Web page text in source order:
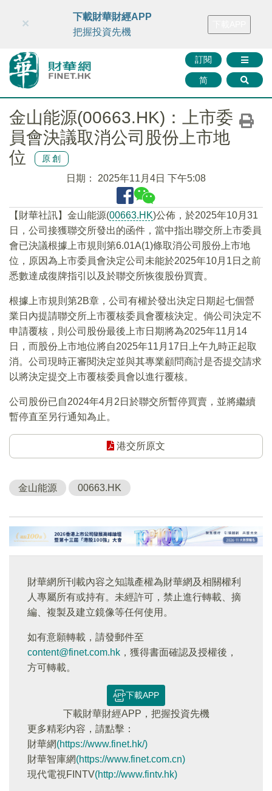
財華智庫網 FINTV FINMETA 財華證券 媒體矩陣
訂閱
简
×
下載財華財經APP
把握投資先機
金山能源(00663.HK)：上市委
員會決議取消公司股份上市地
位
原創
日期： 2025年11月4日 下午5:08
【財華社訊】金山能源(00663.HK)公佈，於2025年10月31
日，公司接獲聯交所發出的函件，當中指出聯交所上市委員
會已決議根據上市規則第6.01A(1)條取消公司股份上市地
位，原因為上市委員會決定公司未能於2025年10月1日之前
悉數達成復牌指引以及於聯交所恢復股份買賣。
根據上市規則第2B章，公司有權於發出決定日期起七個營
業日內提請聯交所上市覆核委員會覆核決定。倘公司決定不
申請覆核，則公司股份最後上市日期將為2025年11月14
日，而股份上市地位將自2025年11月17日上午九時正起取
消。公司現時正審閱決定並與其專業顧問商討是否提交請求
以將決定提交上市覆核委員會以進行覆核。
公司股份已自2024年4月2日於聯交所暫停買賣，並將繼續
暫停直至另行通知為止。
港交所原文
金山能源 00663.HK
財華網所刊載內容之知識產權為財華網及相關權利
人專屬所有或持有。未經許可，禁止進行轉載、摘
編、複製及建立鏡像等任何使用。
如有意願轉載，請發郵件至
content@finet.com.hk ，獲得書面確認及授權後，
方可轉載。
下載APP
下載財華財經APP，把握投資先機
更多精彩内容，請點擊：
財華網(https://www.finet.hk/)
財華智庫網(https://www.finet.com.cn)
現代電視FINTV(http://www.fintv.hk)